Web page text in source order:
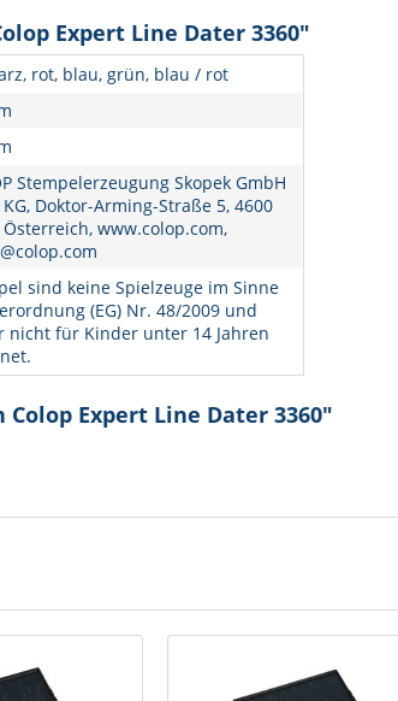
Expert Line Dater 3360"
rot, blau, grün, blau / rot
Stempelerzeugung Skopek GmbH
KG, Doktor-Arming-Straße 5, 4600
Österreich, www.colop.com,
sind keine Spielzeuge im Sinne
(EG) Nr. 48/2009 und
nicht für Kinder unter 14 Jahren
Expert Line Dater 3360"